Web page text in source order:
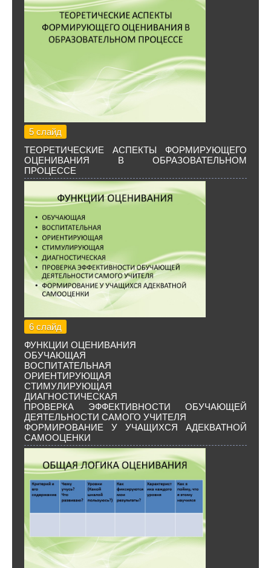
5 слайд
ТЕОРЕТИЧЕСКИЕ АСПЕКТЫ ФОРМИРУЮЩЕГО
ОЦЕНИВАНИЯ В ОБРАЗОВАТЕЛЬНОМ
ПРОЦЕССЕ
6 слайд
ФУНКЦИИ ОЦЕНИВАНИЯ
ОБУЧАЮЩАЯ
ВОСПИТАТЕЛЬНАЯ
ОРИЕНТИРУЮЩАЯ
СТИМУЛИРУЮЩАЯ
ДИАГНОСТИЧЕСКАЯ
ПРОВЕРКА ЭФФЕКТИВНОСТИ ОБУЧАЮЩЕЙ
ДЕЯТЕЛЬНОСТИ САМОГО УЧИТЕЛЯ
ФОРМИРОВАНИЕ У УЧАЩИХСЯ АДЕКВАТНОЙ
САМООЦЕНКИ